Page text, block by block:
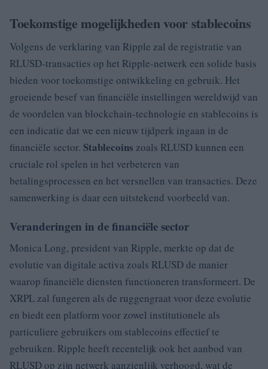
Toekomstige mogelijkheden voor stablecoins
Volgens de verklaring van Ripple zal de registratie van
RLUSD-transacties op het Ripple-netwerk een solide basis
bieden voor toekomstige ontwikkeling en gebruik. Het
groeiende besef van financiële instellingen wereldwijd van
de voordelen van blockchain-technologie en stablecoins is
een indicatie dat we een nieuw tijdperk ingaan in de
financiële sector. Stablecoins zoals RLUSD kunnen een
cruciale rol spelen in het verbeteren van
betalingsprocessen en het versnellen van transacties. Deze
samenwerking is daar een uitstekend voorbeeld van.
Veranderingen in de financiële sector
Monica Long, president van Ripple, merkte op dat de
evolutie van digitale activa zoals RLUSD de manier
waarop financiële diensten functioneren transformeert. De
XRPL zal fungeren als de ruggengraat voor deze evolutie
en biedt een platform voor zowel institutionele als
particuliere gebruikers om stablecoins effectief te
gebruiken. Ripple heeft recentelijk ook het aanbod van
RLUSD op zijn netwerk aanzienlijk verhoogd, wat de